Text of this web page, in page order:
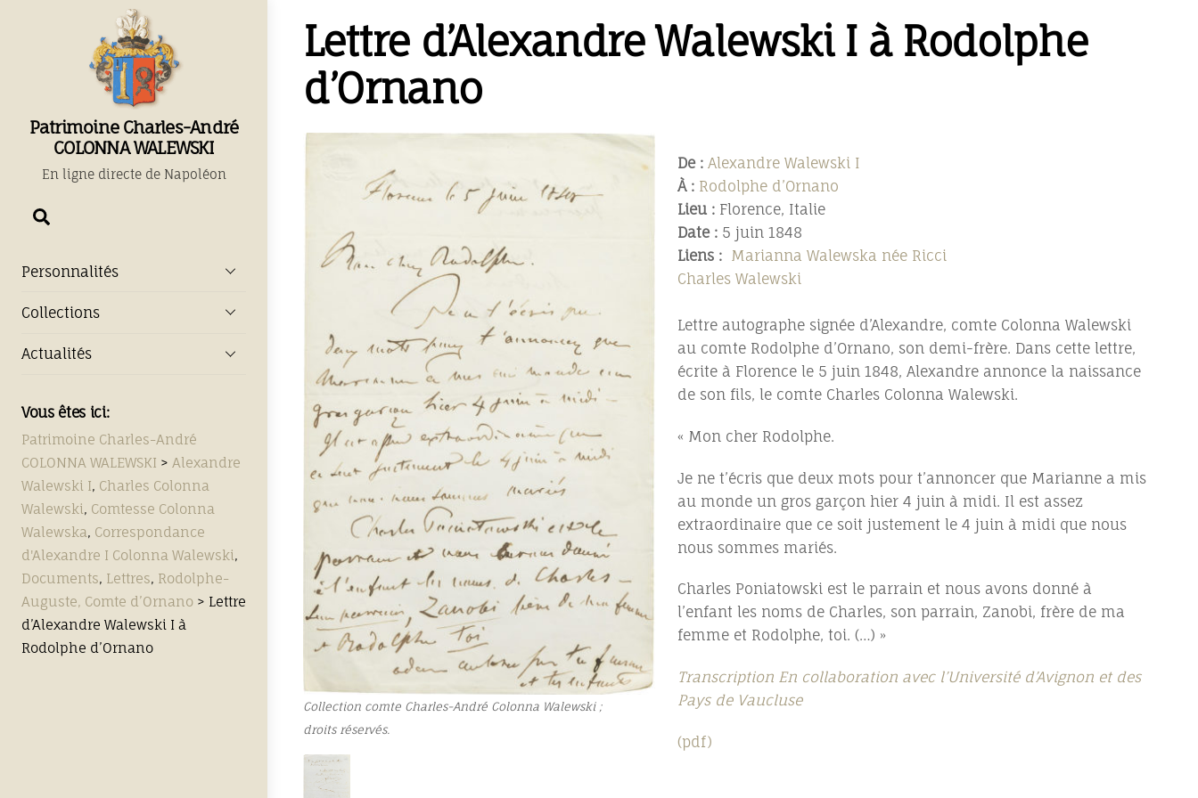
Patrimoine Charles-André
COLONNA WALEWSKI
En ligne directe de Napoléon
Personnalités
Collections
Actualités
Vous êtes ici:
Patrimoine Charles-André
COLONNA WALEWSKI > Alexandre
Walewski I, Charles Colonna
Walewski, Comtesse Colonna
Walewska, Correspondance
d'Alexandre I Colonna Walewski,
Documents, Lettres, Rodolphe-
Auguste, Comte d’Ornano > Lettre
d’Alexandre Walewski I à
Rodolphe d’Ornano
Lettre d’Alexandre Walewski I à Rodolphe
d’Ornano
Collection comte Charles-André Colonna Walewski ;
droits réservés.
De : Alexandre Walewski I
À : Rodolphe d’Ornano
Lieu : Florence, Italie
Date : 5 juin 1848
Liens : Marianna Walewska née Ricci
Charles Walewski
Lettre autographe signée d’Alexandre, comte Colonna Walewski
au comte Rodolphe d’Ornano, son demi-frère. Dans cette lettre,
écrite à Florence le 5 juin 1848, Alexandre annonce la naissance
de son fils, le comte Charles Colonna Walewski.
« Mon cher Rodolphe.
Je ne t’écris que deux mots pour t’annoncer que Marianne a mis
au monde un gros garçon hier 4 juin à midi. Il est assez
extraordinaire que ce soit justement le 4 juin à midi que nous
nous sommes mariés.
Charles Poniatowski est le parrain et nous avons donné à
l’enfant les noms de Charles, son parrain, Zanobi, frère de ma
femme et Rodolphe, toi. (…) »
Transcription En collaboration avec l’Université d’Avignon et des
Pays de Vaucluse
(pdf)